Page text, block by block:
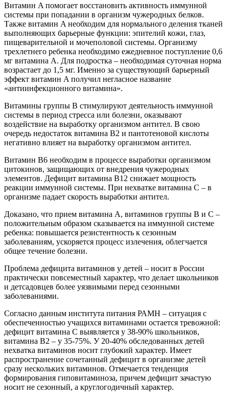
Витамин A помогает восстановить активность иммунной
системы при попадании в организм чужеродных белков.
Также витамин A необходим для нормального деления тканей
выполняющих барьерные функции: эпителий кожи, глаз,
пищеварительной и мочеполовой системы. Организму
трехлетнего ребенка необходимо ежедневное поступление 0,6
мг витамина А. Для подростка – необходимая суточная норма
возрастает до 1,5 мг. Именно за существующий барьерный
эффект витамин A получил негласное название
«антиинфекционного витамина».
Витамины группы B стимулируют деятельность иммунной
системы в период стресса или болезни, оказывают
воздействие на выработку организмом антител. В свою
очередь недостаток витамина B2 и пантотеновой кислоты
негативно влияет на выработку организмом антител.
Витамин B6 необходим в процессе выработки организмом
цитокинов, защищающих от внедрения чужеродных
элементов. Дефицит витамина B12 снижает мощность
реакции иммунной системы. При нехватке витамина C – в
организме падает скорость выработки антител.
Доказано, что прием витамина A, витаминов группы B и C –
положительным образом сказывается на иммунной системе
ребенка: повышается резистентность к сезонным
заболеваниям, ускоряется процесс излечения, облегчается
общее течение болезни.
Проблема дефицита витаминов у детей – носит в России
практически повсеместный характер, что делает школьников
и детсадовцев более уязвимыми перед сезонными
заболеваниями.
Согласно данным института питания РАМН – ситуация с
обеспеченностью учащихся витаминами остается тревожной:
дефицит витамина C выявляется у 38-90% школьников,
витамина B2 – у 35-75%. У 20-40% обследованных детей
нехватка витаминов носит глубокий характер. Имеет
распространение сочетанный дефицит в организме детей
сразу нескольких витаминов. Отмечается тенденция
формирования гиповитаминоза, причем дефицит зачастую
носит не сезонный, а круглогодичный характер.